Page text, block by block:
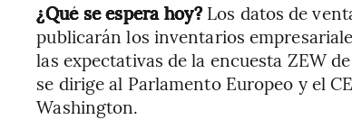
¿Qué se espera hoy?Los datos de
publicarán los inventarios
las expectativas de la encuesta ZEW
se dirige al Parlamento Europeo y el
Washington.